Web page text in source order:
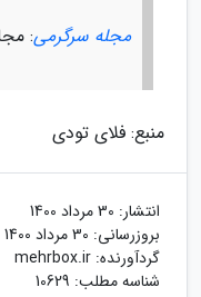
مجله سرگرمی:
منبع: فلای تودی
انتشار: 30 مرداد 1400
بروزرسانی: 30 مرداد 1400
گردآورنده: mehrbox.ir
شناسه مطلب: 10629